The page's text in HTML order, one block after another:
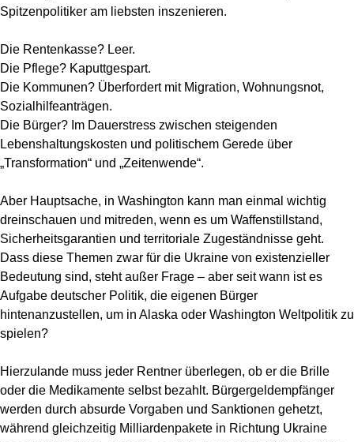
Spitzenpolitiker am liebsten inszenieren.
Die Rentenkasse? Leer.
Die Pflege? Kaputtgespart.
Die Kommunen? Überfordert mit Migration, Wohnungsnot,
Sozialhilfeanträgen.
Die Bürger? Im Dauerstress zwischen steigenden
Lebenshaltungskosten und politischem Gerede über
„Transformation“ und „Zeitenwende“.
Aber Hauptsache, in Washington kann man einmal wichtig
dreinschauen und mitreden, wenn es um Waffenstillstand,
Sicherheitsgarantien und territoriale Zugeständnisse geht.
Dass diese Themen zwar für die Ukraine von existenzieller
Bedeutung sind, steht außer Frage – aber seit wann ist es
Aufgabe deutscher Politik, die eigenen Bürger
hintenanzustellen, um in Alaska oder Washington Weltpolitik zu
spielen?
Hierzulande muss jeder Rentner überlegen, ob er die Brille
oder die Medikamente selbst bezahlt. Bürgergeldempfänger
werden durch absurde Vorgaben und Sanktionen gehetzt,
während gleichzeitig Milliardenpakete in Richtung Ukraine